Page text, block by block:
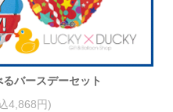
バースデーセット
4,868円)